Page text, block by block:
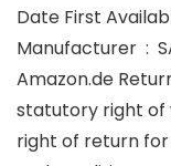
Amazon.de
statutory right of
right of return